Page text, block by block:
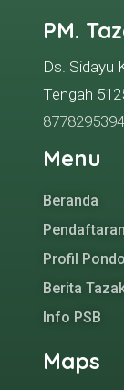
PM.
Ds. Sidayu
Tengah
Menu
Beranda
Profil
Berita
Info PSB
Maps